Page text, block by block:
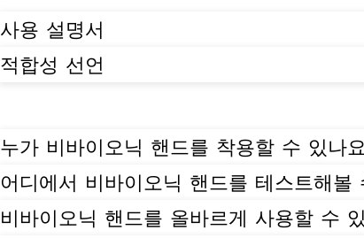
사용 설명서
적합성 선언
누가 비바이오닉 핸드를 착용할 수 있나
어디에서 비바이오닉 핸드를 테스트해볼
비바이오닉 핸드를 올바르게 사용할 수